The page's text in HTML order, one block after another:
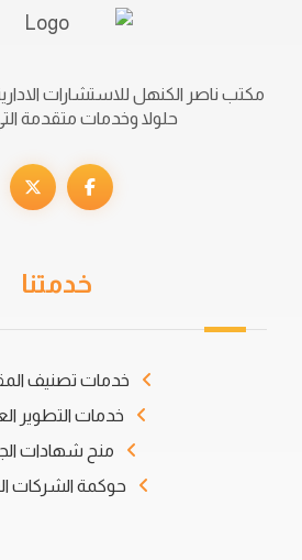
مكتب ناصر الكنهل للاستشارات
حلولا وخدمات متقدمة
خدمتنا
خدمات تصنيف
خدمات التطوير
منح شهادات
حوكمة الشركات